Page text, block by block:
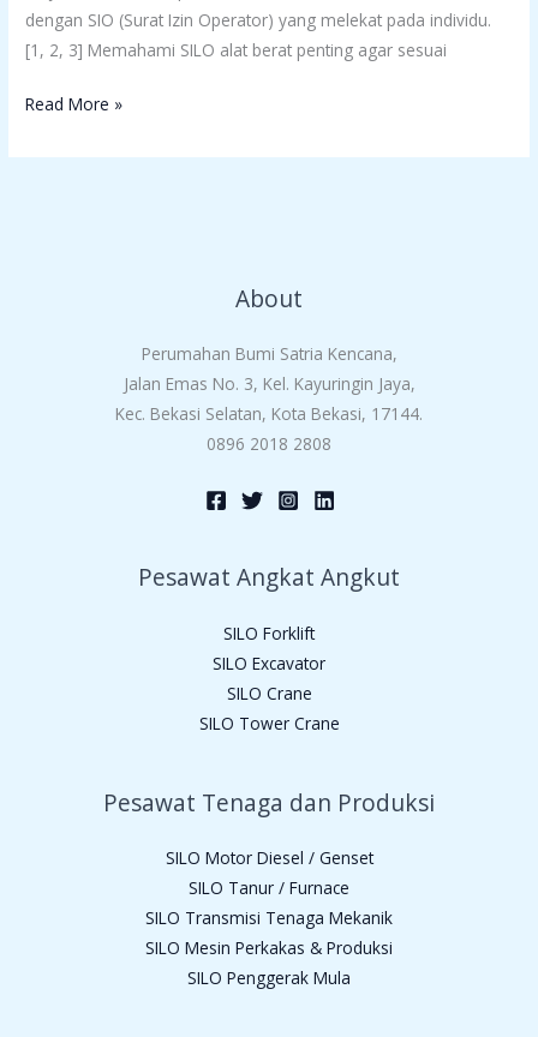
dengan SIO (Surat Izin Operator) yang melekat pada individu.
[1, 2, 3] Memahami SILO alat berat penting agar sesuai
Read More »
About
Perumahan Bumi Satria Kencana,
Jalan Emas No. 3, Kel. Kayuringin Jaya,
Kec. Bekasi Selatan, Kota Bekasi, 17144.
0896 2018 2808
Pesawat Angkat Angkut
SILO Forklift
SILO Excavator
SILO Crane
SILO Tower Crane
Pesawat Tenaga dan Produksi
SILO Motor Diesel / Genset
SILO Tanur / Furnace
SILO Transmisi Tenaga Mekanik
SILO Mesin Perkakas & Produksi
SILO Penggerak Mula